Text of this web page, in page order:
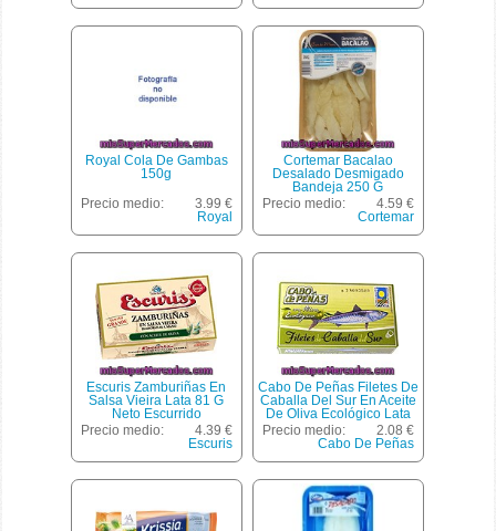
Royal Cola De Gambas
150g
Precio medio:
3.99 €
Royal
Cortemar Bacalao
Desalado Desmigado
Bandeja 250 G
Precio medio:
4.59 €
Cortemar
Escuris Zamburiñas En
Salsa Vieira Lata 81 G
Neto Escurrido
Precio medio:
4.39 €
Escuris
Cabo De Peñas Filetes De
Caballa Del Sur En Aceite
De Oliva Ecológico Lata
53 G
Precio medio:
2.08 €
Cabo De Peñas